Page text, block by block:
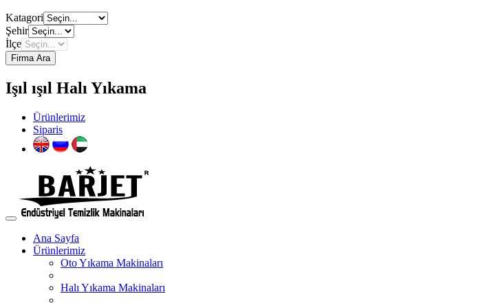
Katagori
Şehir
İlçe
Firma Ara
Işıl ışıl Halı Yıkama
Ürünlerimiz
Siparis
Ana Sayfa
Ürünlerimiz
Oto Yıkama Makinaları
Halı Yıkama Makinaları